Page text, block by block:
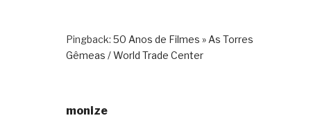
Pingback: 50 Anos de Filmes » As Torres
Gêmeas / World Trade Center
monize